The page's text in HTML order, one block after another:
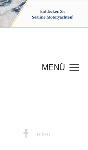
MENÜ
teilen